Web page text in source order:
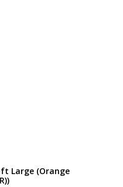
Large (Orange